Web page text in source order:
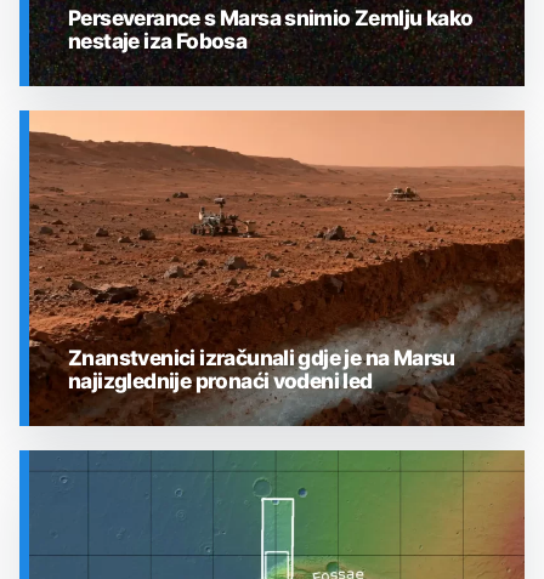
SVEMIR
Perseverance s Marsa snimio Zemlju kako
nestaje iza Fobosa
Znanstvenici izračunali gdje je na Marsu
najizglednije pronaći vodeni led